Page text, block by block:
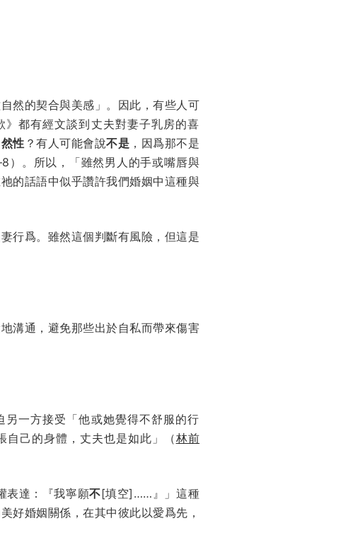
然的契合與美感」。因此，有些人可
都有經文談到丈夫對妻子乳房的喜
性 ？有人可能會說不是 ，因爲那不是
）。所以，「雖然男人的手或嘴唇與
的話語中似乎讚許我們婚姻中這種與
行爲。雖然這個判斷有風險，但這是
溝通，避免那些出於自私而帶來傷害
一方接受「他或她覺得不舒服的行
自己的身體，丈夫也是如此」（林前
表達：『我寧願不[填空]……』」這種
好婚姻關係，在其中彼此以愛爲先，